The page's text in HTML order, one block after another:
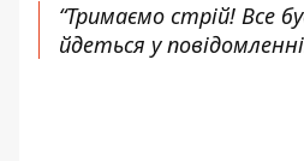
“Тримаємо стрій! Все
йдеться у